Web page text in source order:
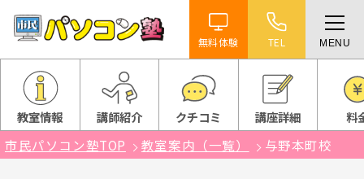
無料体験 TEL MENU
ホーム
特徴
講座紹介
教室情報 講師紹介 クチコミ 講座詳細 料
市民パソコン塾TOP 教室案内（一覧） 与野本町校